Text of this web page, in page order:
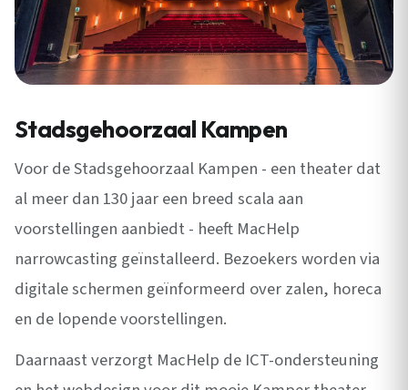
Stadsgehoorzaal Kampen
Voor de Stadsgehoorzaal Kampen - een theater dat
al meer dan 130 jaar een breed scala aan
voorstellingen aanbiedt - heeft MacHelp
narrowcasting geïnstalleerd. Bezoekers worden via
digitale schermen geïnformeerd over zalen, horeca
en de lopende voorstellingen.
Daarnaast verzorgt MacHelp de ICT-ondersteuning